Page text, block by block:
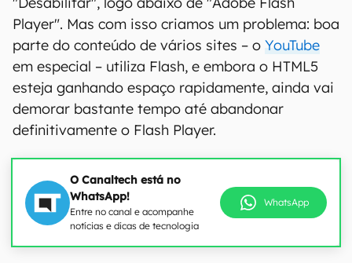
Player". Mas com isso criamos um problema: boa
parte do conteúdo de vários sites – o YouTube
em especial – utiliza Flash, e embora o HTML5
esteja ganhando espaço rapidamente, ainda vai
demorar bastante tempo até abandonar
definitivamente o Flash Player.
O Canaltech está no
WhatsApp!
Entre no canal e acompanhe
notícias e dicas de tecnologia
WhatsApp